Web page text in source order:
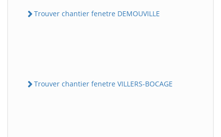
Trouver chantier fenetre DEMOUVILLE
Trouver chantier fenetre VILLERS-BOCAGE